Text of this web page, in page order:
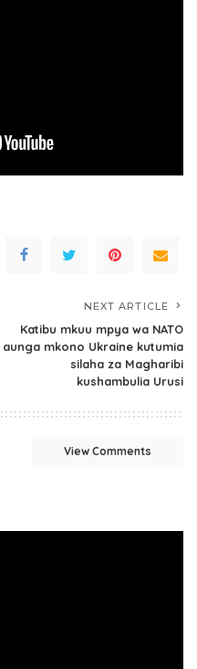
NEXT ARTICLE
Katibu mkuu mpya wa NATO
aunga mkono Ukraine kutumia
silaha za Magharibi
kushambulia Urusi
View Comments